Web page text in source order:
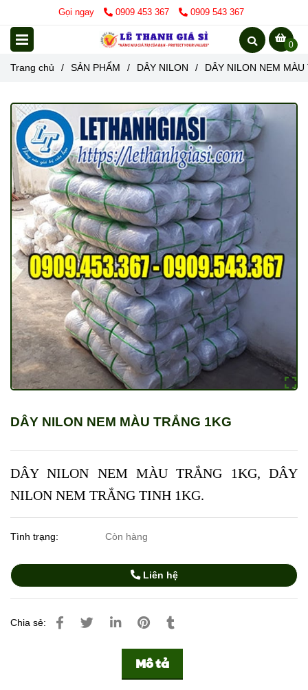
Gọi ngay 0909 453 367 0909 543 367
0
Trang chủ / SẢN PHẨM / DÂY NILON / DÂY NILON NEM MÀU
DÂY NILON NEM MÀU TRẮNG 1KG
DÂY NILON NEM MÀU TRẮNG 1KG, DÂY
NILON NEM TRẮNG TINH 1KG.
Tình trạng: Còn hàng
Liên hệ
Chia sẻ:
Mô tả